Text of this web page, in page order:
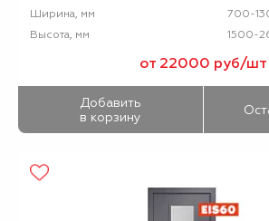
Ширина, мм
700-
Высота, мм
1500-
от 22000 руб/шт
Добавить
в корзину